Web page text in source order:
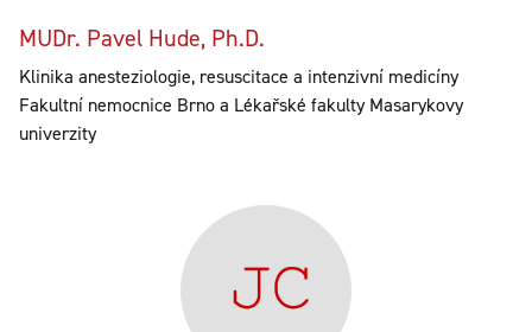
MUDr. Pavel Hude, Ph.D.
Klinika anesteziologie, resuscitace a intenzivní medicíny
Fakultní nemocnice Brno a Lékařské fakulty Masarykovy
univerzity